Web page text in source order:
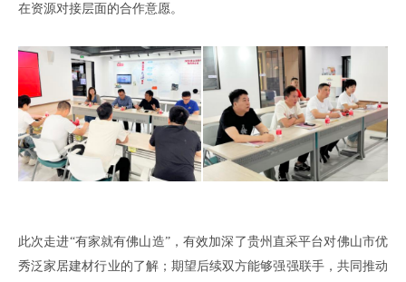
在资源对接层面的合作意愿。
此次走进“有家就有佛山造”， 有效加深了贵州直采平台对佛山市优
秀泛家居建材行业的了解； 期望后续双方能够强强联手， 共同推动